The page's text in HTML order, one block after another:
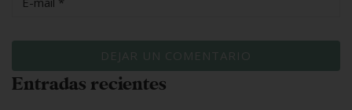
Entradas recientes